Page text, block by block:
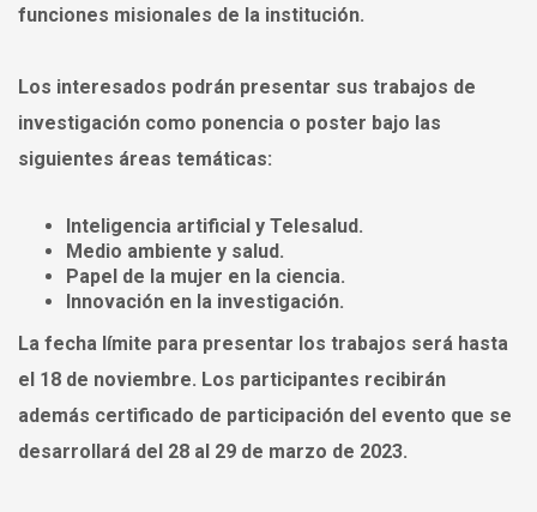
funciones misionales de la institución.
Los interesados podrán presentar sus trabajos de
investigación como ponencia o poster bajo las
siguientes áreas temáticas:
Inteligencia artificial y Telesalud.
Medio ambiente y salud.
Papel de la mujer en la ciencia.
Innovación en la investigación.
La fecha límite para presentar los trabajos será hasta
el 18 de noviembre. Los participantes recibirán
además certificado de participación del evento que se
desarrollará del 28 al 29 de marzo de 2023.